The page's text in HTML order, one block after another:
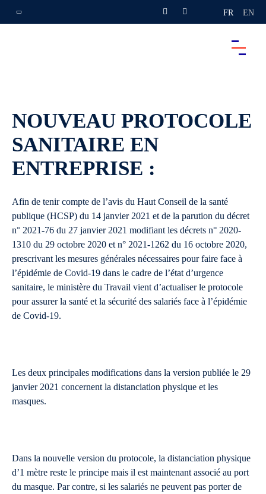
FR EN
NOUVEAU PROTOCOLE
SANITAIRE EN
ENTREPRISE :
Afin de tenir compte de l’avis du Haut Conseil de la santé
publique (HCSP) du 14 janvier 2021 et de la parution du décret
n° 2021-76 du 27 janvier 2021 modifiant les décrets n° 2020-
1310 du 29 octobre 2020 et n° 2021-1262 du 16 octobre 2020,
prescrivant les mesures générales nécessaires pour faire face à
l’épidémie de Covid-19 dans le cadre de l’état d’urgence
sanitaire, le ministère du Travail vient d’actualiser le protocole
pour assurer la santé et la sécurité des salariés face à l’épidémie
de Covid-19.
Les deux principales modifications dans la version publiée le 29
janvier 2021 concernent la distanciation physique et les
masques.
Dans la nouvelle version du protocole, la distanciation physique
d’1 mètre reste le principe mais il est maintenant associé au port
du masque. Par contre, si les salariés ne peuvent pas porter de